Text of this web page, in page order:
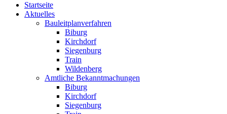
Startseite
Aktuelles
Bauleitplanverfahren
Biburg
Kirchdorf
Siegenburg
Train
Wildenberg
Amtliche Bekanntmachungen
Biburg
Kirchdorf
Siegenburg